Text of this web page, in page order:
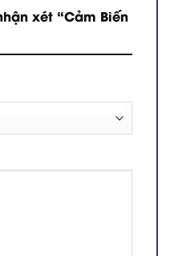
xét “Cảm Biến